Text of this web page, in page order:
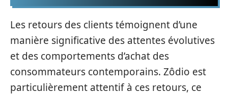
Les retours des clients témoignent d’une
manière significative des attentes évolutives
et des comportements d’achat des
consommateurs contemporains. Zôdio est
particulièrement attentif à ces retours, ce